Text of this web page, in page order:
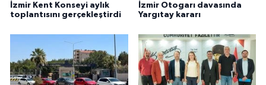
İzmir Kent Konseyi aylık
toplantısını gerçekleştirdi
İzmir Otogarı davasında
Yargıtay kararı